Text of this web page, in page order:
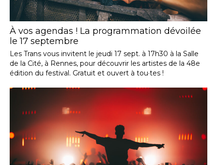
À vos agendas ! La programmation dévoilée
le 17 septembre
Les Trans vous invitent le jeudi 17 sept. à 17h30 à la Salle
de la Cité, à Rennes, pour découvrir les artistes de la 48e
édition du festival. Gratuit et ouvert à tou·tes !